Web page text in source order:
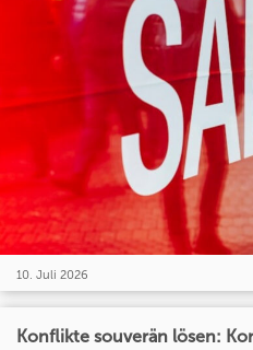
10. Juli 2026
Konflikte souverän lösen: